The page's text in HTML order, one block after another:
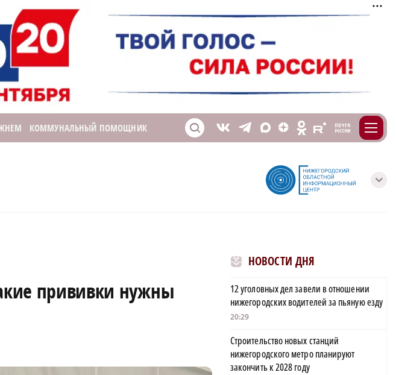
КОММУНАЛЬНЫЙ ПОМОЩНИК S V T X Z O E m
с
прививки нужны
НОВОСТИ ДНЯ
12 уголовных дел завели в отношении
нижегородских водителей за пьяную езду
20:29
Строительство новых станций
нижегородского метро планируют
закончить к 2028 году